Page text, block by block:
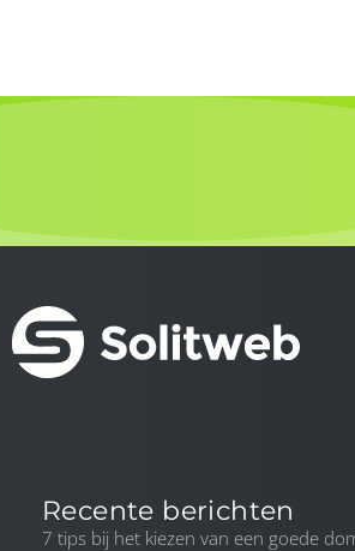
Recente berichten
7 tips bij het kiezen van een goede